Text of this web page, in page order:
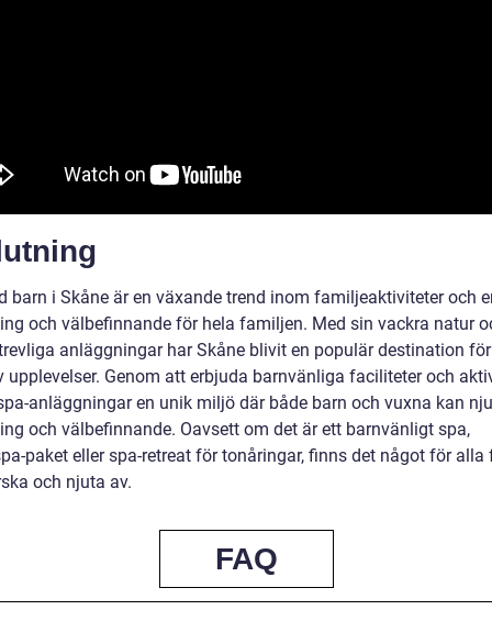
barn i Skåne är en växande trend inom familjeaktiviteter och
och välbefinnande för hela familjen. Med sin vackra natur
anläggningar har Skåne blivit en populär destination
upplevelser. Genom att erbjuda barnvänliga faciliteter och
anläggningar en unik miljö där både barn och vuxna kan
och välbefinnande. Oavsett om det är ett barnvänligt spa,
paket eller spa-retreat för tonåringar, finns det något för alla
och njuta av.
FAQ